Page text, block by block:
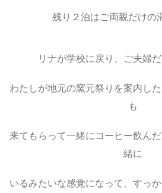
残り２泊はご両親だけの
リナが学校に戻り、ご夫婦
わたしが地元の窯元祭りを案内し
も
来てもらって一緒にコーヒー飲ん
緒に
いるみたいな感覚になって、すっ